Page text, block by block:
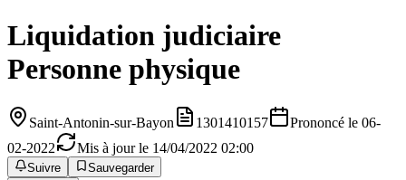
Liquidation judiciaire
Personne physique
Saint-Antonin-sur-Bayon 1301410157
Prononcé le 06-
02-2022
Mis à jour le 14/04/2022 02:00
Suivre
Sauvegarder